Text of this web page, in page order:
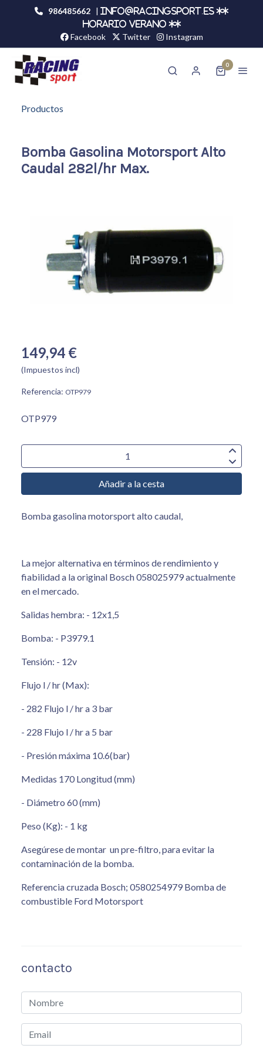
986485662 |
info@racingsport.es **
HORARIO VERANO **
Facebook Twitter Instagram
0
Productos
Bomba Gasolina Motorsport Alto
Caudal 282l/hr Max.
149,94 €
(Impuestos incl)
Referencia: OTP979
OTP979
Añadir a la cesta
Bomba gasolina motorsport alto caudal,
La mejor alternativa en términos de rendimiento y
fiabilidad a la original Bosch 058025979 actualmente
en el mercado.
Salidas hembra: - 12x1,5
Bomba: - P3979.1
Tensión: - 12v
Flujo l / hr (Max):
- 282 Flujo l / hr a 3 bar
- 228 Flujo l / hr a 5 bar
- Presión máxima 10.6(bar)
Medidas 170 Longitud (mm)
- Diámetro 60 (mm)
Peso (Kg): - 1 kg
Asegúrese de montar un pre-filtro, para evitar la
contaminación de la bomba.
Referencia cruzada Bosch; 0580254979 Bomba de
combustible Ford Motorsport
contacto